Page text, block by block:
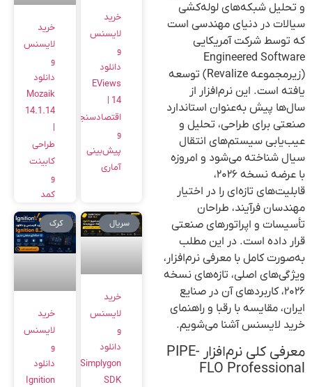
و تحلیل شبکه‌های لوله‌کشی
سیالات در دنیای مهندسی است
که توسط شرکت آمریکایی
Engineered Software
(زیرمجموعه Revalize) توسعه
یافته است. این نرم‌افزار از
سال‌ها پیش به‌عنوان استاندارد
صنعتی برای طراحی، تحلیل و
عیب‌یابی سیستم‌های انتقال
سیال شناخته می‌شود و امروزه
با عرضه نسخه ۲۰۲۶،
قابلیت‌های تازه‌ای را در اختیار
مهندسان فرآیند، طراحان
تأسیسات و اپراتورهای صنعتی
قرار داده است. در این مطلب
به‌صورت کامل با معرفی نرم‌افزار،
ویژگی‌های اصلی، تازه‌های نسخه
۲۰۲۶، کاربردهای آن در صنایع
ایران، مقایسه با رقبا و راهنمای
خرید لایسنس آشنا می‌شویم.
معرفی کلی نرم‌افزار PIPE-
FLO Professional
خرید
لایسنس
و
دانلود
EViews
اقتصادسنجی
و
پیش‌بینی
آماری
خرید
لایسنس
و
دانلود
Mozaik
14.1.14
طراحی
کابینت
و
کمد
سریال
خرید
لایسنس
و
دانلود
Simplygon
SDK
کرک
خرید
لایسنس
و
دانلود
Ignition